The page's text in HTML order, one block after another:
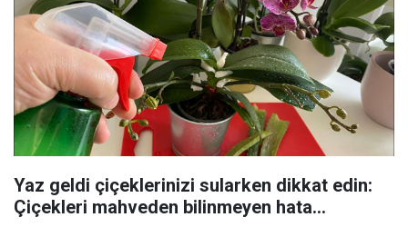
Yaz geldi çiçeklerinizi sularken dikkat edin:
Çiçekleri mahveden bilinmeyen hata...